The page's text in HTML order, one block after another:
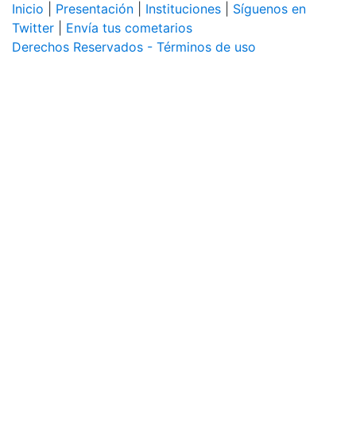
Inicio Presentación Instituciones
Síguenos en
Twitter
Envía tus cometarios
Derechos Reservados - Términos de uso